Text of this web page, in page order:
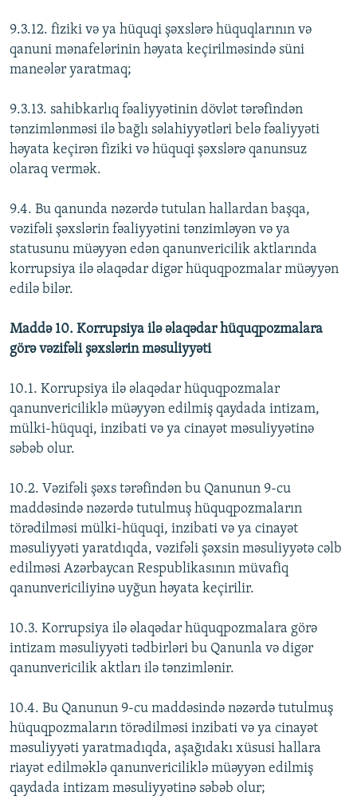
9.3.12. fiziki və ya hüquqi şəxslərə hüquqlarının və
qanuni mənafelərinin həyata keçirilməsində süni
maneələr yaratmaq;
9.3.13. sahibkarlıq fəaliyyətinin dövlət tərəfindən
tənzimlənməsi ilə bağlı səlahiyyətləri belə fəaliyyəti
həyata keçirən fiziki və hüquqi şəxslərə qanunsuz
olaraq vermək.
9.4. Bu qanunda nəzərdə tutulan hallardan başqa,
vəzifəli şəxslərin fəaliyyətini tənzimləyən və ya
statusunu müəyyən edən qanunvericilik aktlarında
korrupsiya ilə əlaqədar digər hüquqpozmalar müəyyən
edilə bilər.
Maddə 10. Korrupsiya ilə əlaqədar hüquqpozmalara
görə vəzifəli şəxslərin məsuliyyəti
10.1. Korrupsiya ilə əlaqədar hüquqpozmalar
qanunvericiliklə müəyyən edilmiş qaydada intizam,
mülki-hüquqi, inzibati və ya cinayət məsuliyyətinə
səbəb olur.
10.2. Vəzifəli şəxs tərəfindən bu Qanunun 9-cu
maddəsində nəzərdə tutulmuş hüquqpozmaların
törədilməsi mülki-hüquqi, inzibati və ya cinayət
məsuliyyəti yaratdıqda, vəzifəli şəxsin məsuliyyətə cəlb
edilməsi Azərbaycan Respublikasının müvafiq
qanunvericiliyinə uyğun həyata keçirilir.
10.3. Korrupsiya ilə əlaqədar hüquqpozmalara görə
intizam məsuliyyəti tədbirləri bu Qanunla və digər
qanunvericilik aktları ilə tənzimlənir.
10.4. Bu Qanunun 9-cu maddəsində nəzərdə tutulmuş
hüquqpozmaların törədilməsi inzibati və ya cinayət
məsuliyyəti yaratmadıqda, aşağıdakı xüsusi hallara
riayət edilməklə qanunvericiliklə müəyyən edilmiş
qaydada intizam məsuliyyətinə səbəb olur;